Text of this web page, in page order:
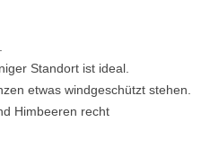
Standort ist ideal.
etwas windgeschützt stehen.
Himbeeren recht